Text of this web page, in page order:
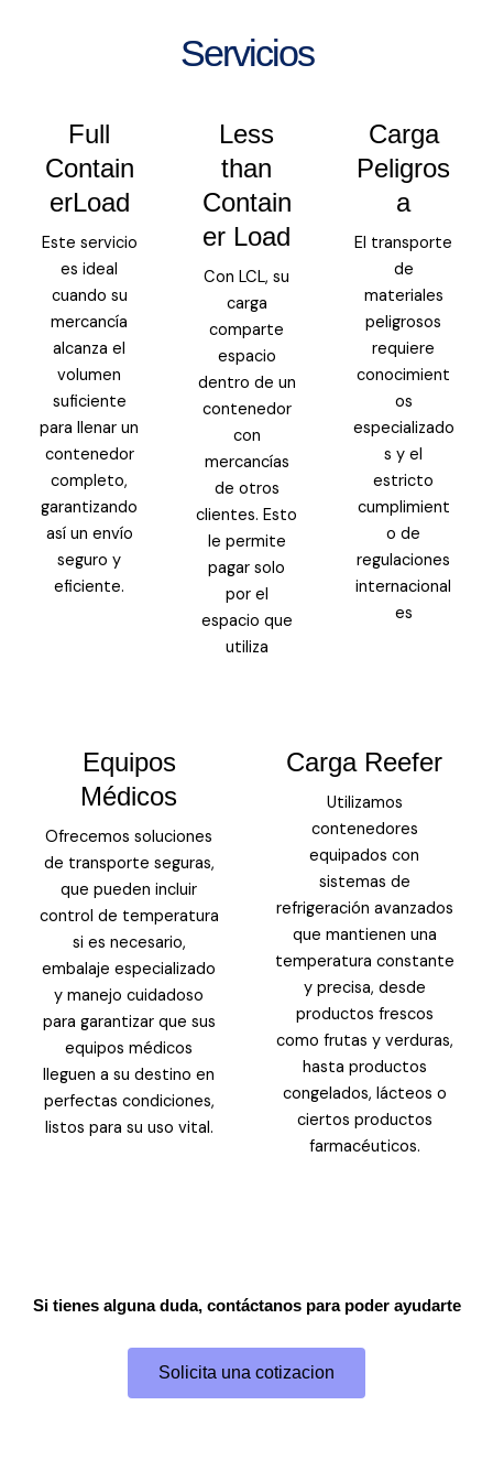
Servicios
Full
Contain
erLoad
Este servicio
es ideal
cuando su
mercancía
alcanza el
volumen
suficiente
para llenar un
contenedor
completo,
garantizando
así un envío
seguro y
eficiente.
Less
than
Contain
er Load
Con LCL, su
carga
comparte
espacio
dentro de un
contenedor
con
mercancías
de otros
clientes. Esto
le permite
pagar solo
por el
espacio que
utiliza
Carga
Peligros
a
El transporte
de
materiales
peligrosos
requiere
conocimient
os
especializado
s y el
estricto
cumplimient
o de
regulaciones
internacional
es
Equipos
Médicos
Ofrecemos soluciones
de transporte seguras,
que pueden incluir
control de temperatura
si es necesario,
embalaje especializado
y manejo cuidadoso
para garantizar que sus
equipos médicos
lleguen a su destino en
perfectas condiciones,
listos para su uso vital.
Carga Reefer
Utilizamos
contenedores
equipados con
sistemas de
refrigeración avanzados
que mantienen una
temperatura constante
y precisa, desde
productos frescos
como frutas y verduras,
hasta productos
congelados, lácteos o
ciertos productos
farmacéuticos.
Si tienes alguna duda, contáctanos para poder ayudarte
Solicita una cotizacion